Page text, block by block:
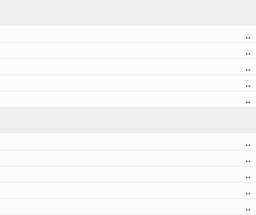
..
..
..
..
..
..
..
..
..
..